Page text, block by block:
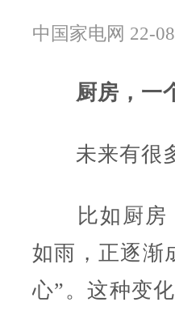
中国家电网 22-
厨房，一
未来有很多
比如厨房，
如雨，正逐渐
心”。这种变